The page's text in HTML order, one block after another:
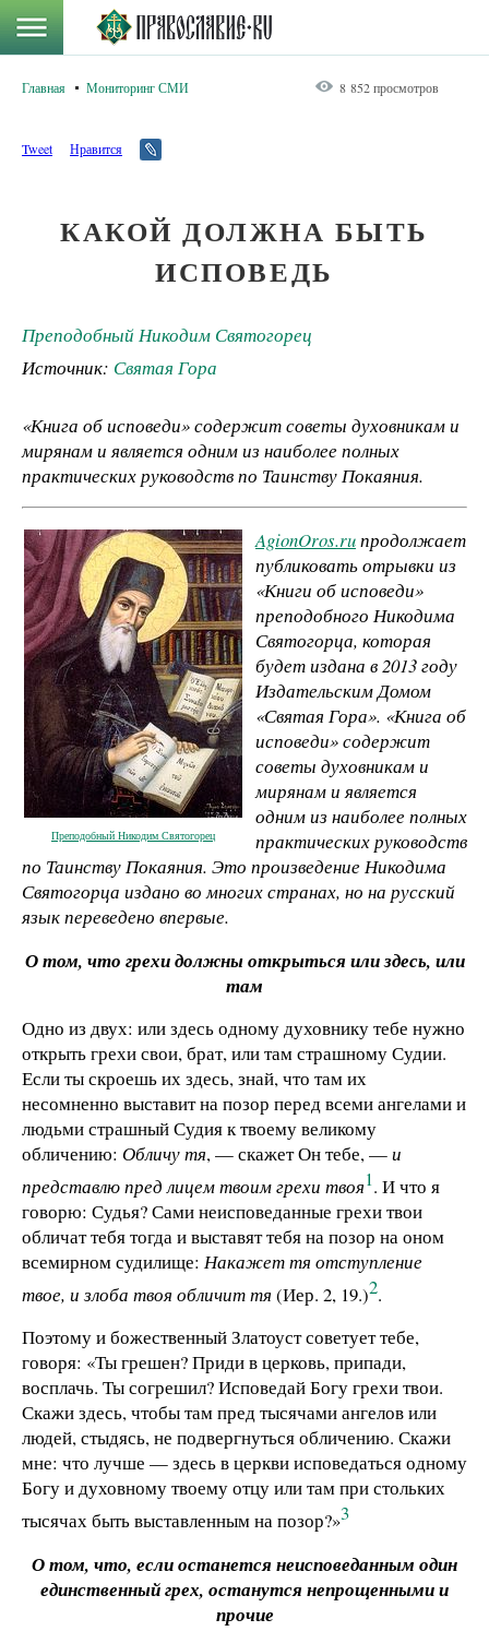
Главная Мониторинг СМИ 8 852 просмотров
Tweet Нравится
КАКОЙ ДОЛЖНА БЫТЬ
ИСПОВЕДЬ
Преподобный Никодим Святогорец
Источник: Святая Гора
«Книга об исповеди» содержит советы духовникам и
мирянам и является одним из наиболее полных
практических руководств по Таинству Покаяния.
Преподобный Никодим Святогорец
AgionOros.ruпродолжает
публиковать отрывки из
«Книги об исповеди»
преподобного Никодима
Святогорца, которая
будет издана в 2013 году
Издательским Домом
«Святая Гора». «Книга об
исповеди» содержит
советы духовникам и
мирянам и является
одним из наиболее полных
практических руководств
по Таинству Покаяния. Это произведение Никодима
Святогорца издано во многих странах, но на русский
язык переведено впервые.
О том, что грехи должны открыться или здесь, или
там
Одно из двух: или здесь одному духовнику тебе нужно
открыть грехи свои, брат, или там страшному Судии.
Если ты скроешь их здесь, знай, что там их
несомненно выставит на позор перед всеми ангелами и
людьми страшный Судия к твоему великому
обличению: Обличу тя, — скажет Он тебе, —и
представлю пред лицем твоим грехи твоя1. И что я
говорю: Судья? Сами неисповеданные грехи твои
обличат тебя тогда и выставят тебя на позор на оном
всемирном судилище: Накажет тя отступление
твое, и злоба твоя обличит тя (Иер. 2, 19.)2.
Поэтому и божественный Златоуст советует тебе,
говоря: «Ты грешен? Приди в церковь, припади,
восплачь. Ты согрешил? Исповедай Богу грехи твои.
Скажи здесь, чтобы там пред тысячами ангелов или
людей, стыдясь, не подвергнуться обличению. Скажи
мне: что лучше — здесь в церкви исповедаться одному
Богу и духовному твоему отцу или там при стольких
тысячах быть выставленным на позор?»3
О том, что, если останется неисповеданным один
единственный грех, останутся непрощенными и
прочие